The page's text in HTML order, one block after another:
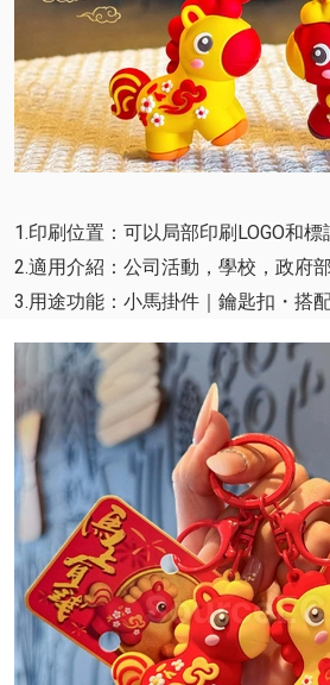
1.印刷位置：可以局部印刷LOGO和標
2.適用介紹：公司活動，學校，政府
3.用途功能：小馬掛件｜鑰匙扣・搭